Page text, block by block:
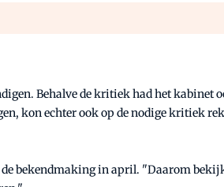
Behalve de kritiek had het
kon echter ook op de nodige kritiek
bekendmaking in april. "Daarom